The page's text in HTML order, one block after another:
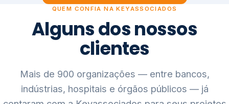
QUEM CONFIA NA KEYASSOCIADOS
Alguns dos nossos
clientes
Mais de 900 organizações — entre bancos,
indústrias, hospitais e órgãos públicos — já